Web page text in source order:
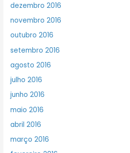
dezembro 2016
novembro 2016
outubro 2016
setembro 2016
agosto 2016
julho 2016
junho 2016
maio 2016
abril 2016
março 2016